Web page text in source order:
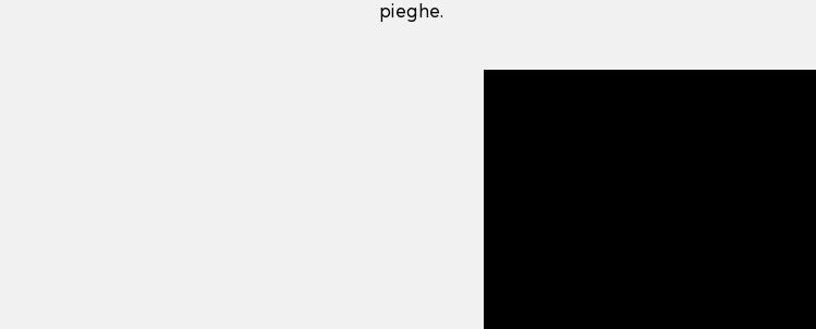
pieghe.